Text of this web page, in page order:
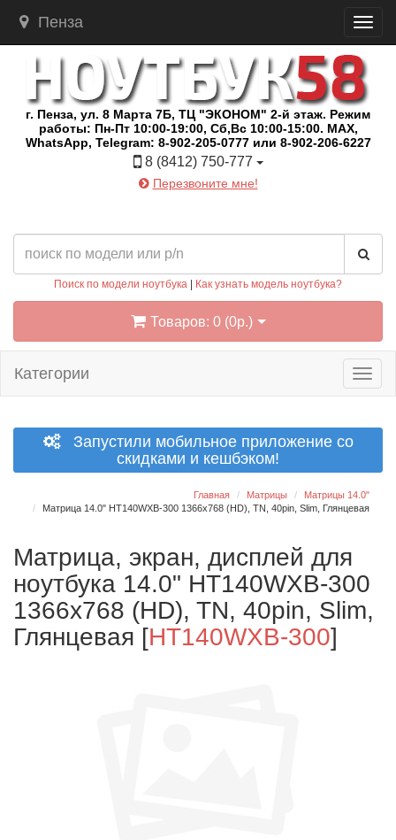
Пенза
г. Пенза, ул. 8 Марта 7Б, ТЦ "ЭКОНОМ" 2-й этаж. Режим
работы: Пн-Пт 10:00-19:00, Сб,Вс 10:00-15:00. MAX,
WhatsApp, Telegram: 8-902-205-0777 или 8-902-206-6227
8 (8412) 750-777
Перезвоните мне!
Поиск по модели ноутбука Как узнать модель ноутбука?
Товаров: 0 (0р.)
Категории
Запустили мобильное приложение со
скидками и кешбэком!
Главная Матрицы
Матрицы 14.0"
Матрица 14.0" HT140WXB-300 1366x768 (HD), TN, 40pin, Slim, Глянцевая
Матрица, экран, дисплей для
ноутбука 14.0" HT140WXB-300
1366x768 (HD), TN, 40pin, Slim,
Глянцевая [HT140WXB-300]